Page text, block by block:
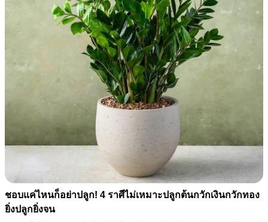
ชอบแค่ไหนก็อย่าปลูก! 4 ราศีไม่เหมาะปลูกต้นกวักเงินกวักทอง
ยิ่งปลูกยิ่งจน